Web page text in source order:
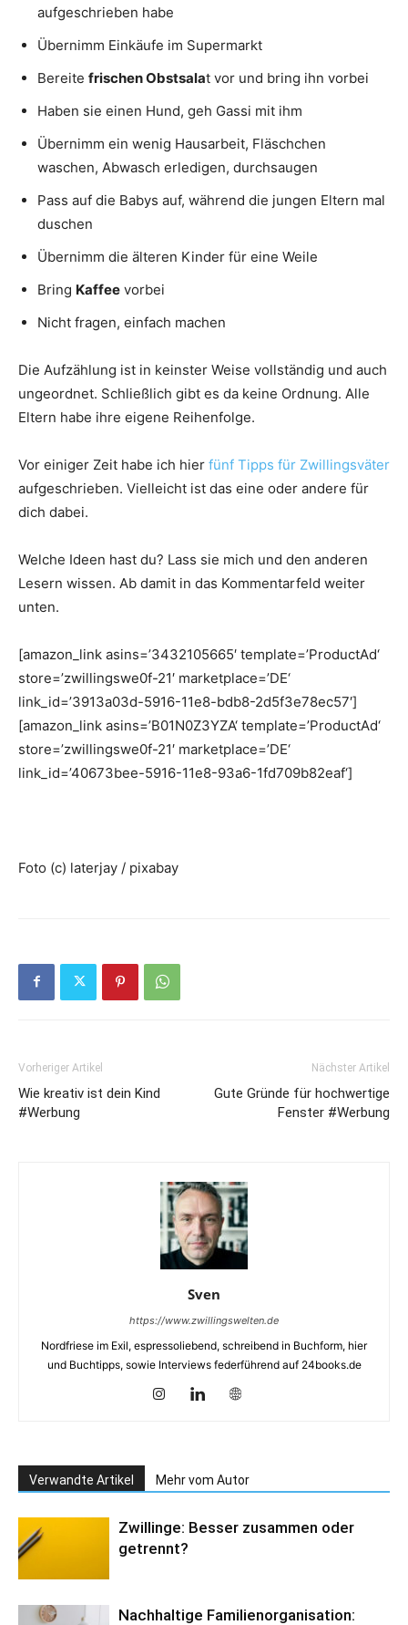
aufgeschrieben habe
Übernimm Einkäufe im Supermarkt
Bereite frischen Obstsalat vor und bring ihn vorbei
Haben sie einen Hund, geh Gassi mit ihm
Übernimm ein wenig Hausarbeit, Fläschchen
waschen, Abwasch erledigen, durchsaugen
Pass auf die Babys auf, während die jungen Eltern mal
duschen
Übernimm die älteren Kinder für eine Weile
Bring Kaffee vorbei
Nicht fragen, einfach machen
Die Aufzählung ist in keinster Weise vollständig und auch
ungeordnet. Schließlich gibt es da keine Ordnung. Alle
Eltern habe ihre eigene Reihenfolge.
Vor einiger Zeit habe ich hier fünf Tipps für Zwillingsväter
aufgeschrieben. Vielleicht ist das eine oder andere für
dich dabei.
Welche Ideen hast du? Lass sie mich und den anderen
Lesern wissen. Ab damit in das Kommentarfeld weiter
unten.
[amazon_link asins=’3432105665′ template=’ProductAd‘
store=’zwillingswe0f-21′ marketplace=’DE‘
link_id=’3913a03d-5916-11e8-bdb8-2d5f3e78ec57′]
[amazon_link asins=’B01N0Z3YZA‘ template=’ProductAd‘
store=’zwillingswe0f-21′ marketplace=’DE‘
link_id=’40673bee-5916-11e8-93a6-1fd709b82eaf‘]
Foto (c) laterjay / pixabay
Vorheriger Artikel
Wie kreativ ist dein Kind
#Werbung
Nächster Artikel
Gute Gründe für hochwertige
Fenster #Werbung
Sven
https://www.zwillingswelten.de
Nordfriese im Exil, espressoliebend, schreibend in Buchform, hier
und Buchtipps, sowie Interviews federführend auf 24books.de
Verwandte Artikel Mehr vom Autor
Zwillinge: Besser zusammen oder
getrennt?
Nachhaltige Familienorganisation: